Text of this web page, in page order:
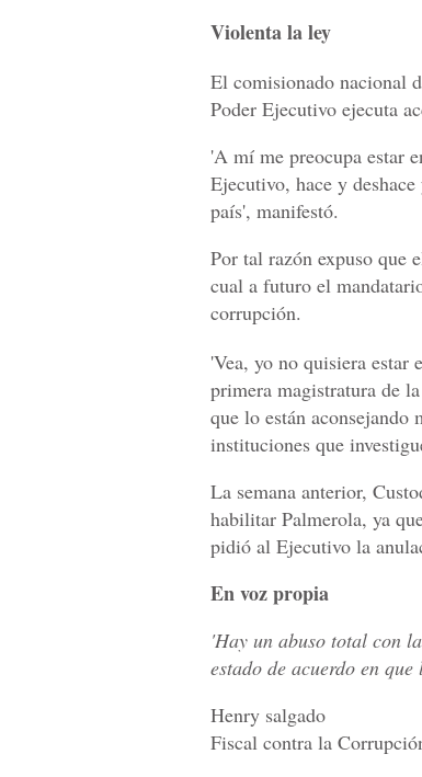
Violenta la ley
El comisionado nacional
Poder Ejecutivo ejecuta
'A mí me preocupa estar
Ejecutivo, hace y
país', manifestó.
Por tal razón expuso que
cual a futuro el
corrupción.
'Vea, yo no quisiera estar
primera magistratura de
que lo están aconsejando
instituciones que
La semana anterior,
habilitar Palmerola, ya
pidió al Ejecutivo la
En voz propia
'Hay un abuso total con
estado de acuerdo en
Henry salgado
Fiscal contra la